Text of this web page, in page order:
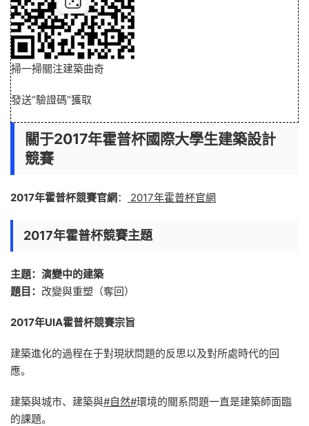
掃一掃關注建築曲奇
發送“驗證碼”獲取
關于2017年霍普杯國際大學生建築設計
競賽
2017年霍普杯競賽官網： 2017年霍普杯官網
2017年霍普杯競賽主題
主題：演變中的建築
題目： 改變與重塑（奪回）
2017年UIA霍普杯競賽宗旨
建築進化的過程在于對現狀問題的反思以及對所處時代的回
應。
建築與城市、建築與#自然#環境的關系問題一直是建築師面臨
的課題。